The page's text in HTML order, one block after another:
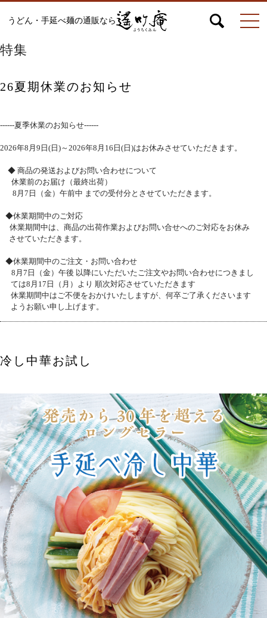
うどん・手延べ麺の通販なら
ひやむぎ
中華
パスタ
詰合せ
つゆ・おすすめ他
冷凍
特集
26夏期休業のお知らせ
------夏季休業のお知らせ------
2026年8月9日(日)～2026年8月16日(日)はお休みさせていただきます。
◆ 商品の発送およびお問い合わせについて
休業前のお届け（最終出荷）
8月7日（金）午前中 までの受付分とさせていただきます。
◆休業期間中のご対応
休業期間中は、商品の出荷作業およびお問い合せへのご対応をお休み
させていただきます。
◆休業期間中のご注文・お問い合わせ
8月7日（金）午後 以降にいただいたご注文やお問い合わせにつきまし
ては8月17日（月）より 順次対応させていただきます
休業期間中はご不便をおかけいたしますが、何卒ご了承くださいます
ようお願い申し上げます。
冷し中華お試し